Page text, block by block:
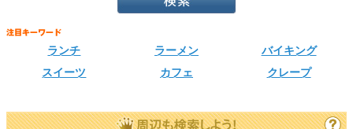
ランチ ラーメン
バイキング
スイーツ
カフェ クレープ